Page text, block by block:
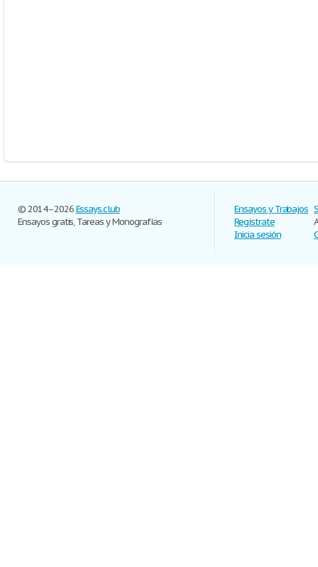
© 2014–2026Essays.club
Ensayos gratis, Tareas y Monografías
Ensayos y Trabajos
Regístrate
Inicia sesión